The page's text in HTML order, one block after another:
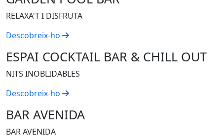
RELAXA'T I DISFRUTA
Descobreix-ho
ESPAI COCKTAIL BAR & CHILL OUT
NITS INOBLIDABLES
Descobreix-ho
BAR AVENIDA
BAR AVENIDA